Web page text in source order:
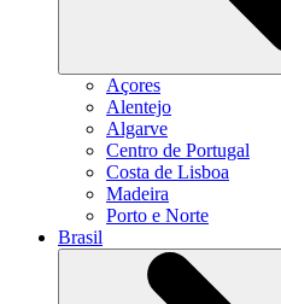
Açores
Alentejo
Algarve
Centro de Portugal
Costa de Lisboa
Madeira
Porto e Norte
Brasil